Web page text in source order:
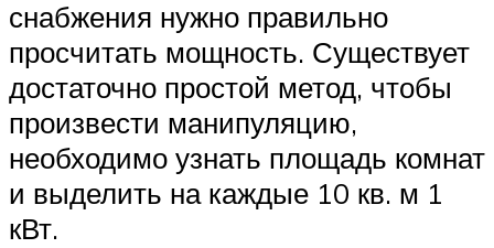
снабжения нужно правильно
просчитать мощность. Существует
достаточно простой метод, чтобы
произвести манипуляцию,
необходимо узнать площадь комнат
и выделить на каждые 10 кв. м 1
кВт.